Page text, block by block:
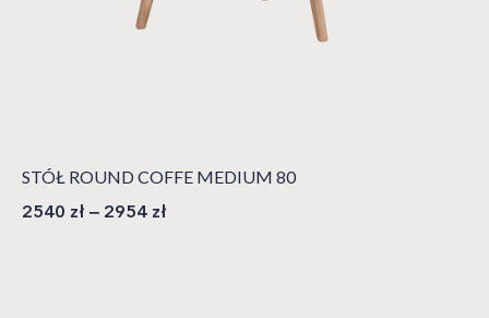
STÓŁ ROUND COFFE MEDIUM 80
2540 zł – 2954 zł